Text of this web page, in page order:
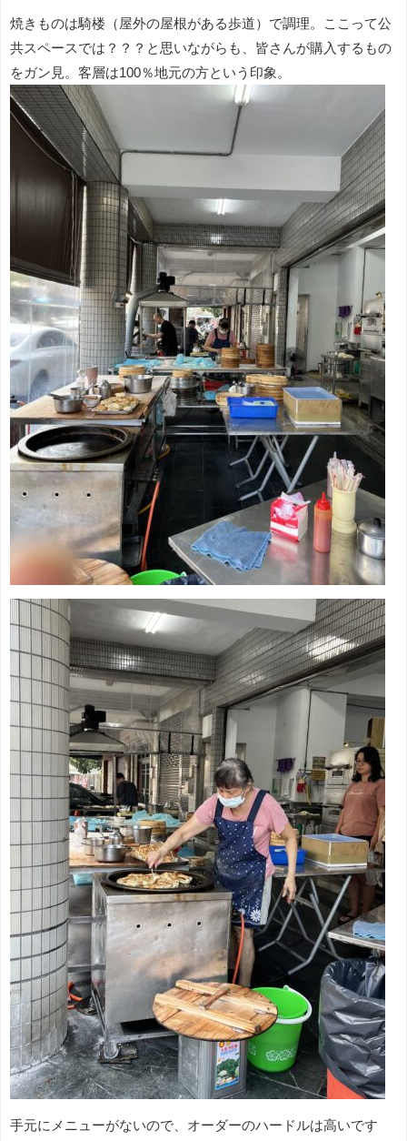
焼きものは騎楼（屋外の屋根がある歩道）で調理。ここって公
共スペースでは？？？と思いながらも、皆さんが購入するもの
をガン見。客層は100％地元の方という印象。
手元にメニューがないので、オーダーのハードルは高いです